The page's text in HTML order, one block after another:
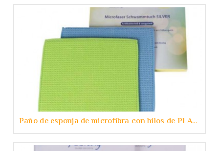
Paño de esponja de microfibra con hilos de PLATA